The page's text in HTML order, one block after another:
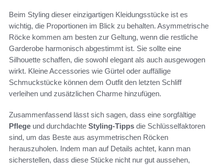
Beim Styling dieser einzigartigen Kleidungsstücke ist es
wichtig, die Proportionen im Blick zu behalten. Asymmetrische
Röcke kommen am besten zur Geltung, wenn die restliche
Garderobe harmonisch abgestimmt ist. Sie sollte eine
Silhouette schaffen, die sowohl elegant als auch ausgewogen
wirkt. Kleine Accessories wie Gürtel oder auffällige
Schmuckstücke können dem Outfit den letzten Schliff
verleihen und zusätzlichen Charme hinzufügen.
Zusammenfassend lässt sich sagen, dass eine sorgfältige
Pflege und durchdachte Styling-Tipps die Schlüsselfaktoren
sind, um das Beste aus asymmetrischen Röcken
herauszuholen. Indem man auf Details achtet, kann man
sicherstellen, dass diese Stücke nicht nur gut aussehen,